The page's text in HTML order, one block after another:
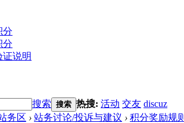
分
分
证说明
搜索 搜索 热搜: 活动 交友 discuz
务区 › 站务讨论/投诉与建议 › 积分奖励规